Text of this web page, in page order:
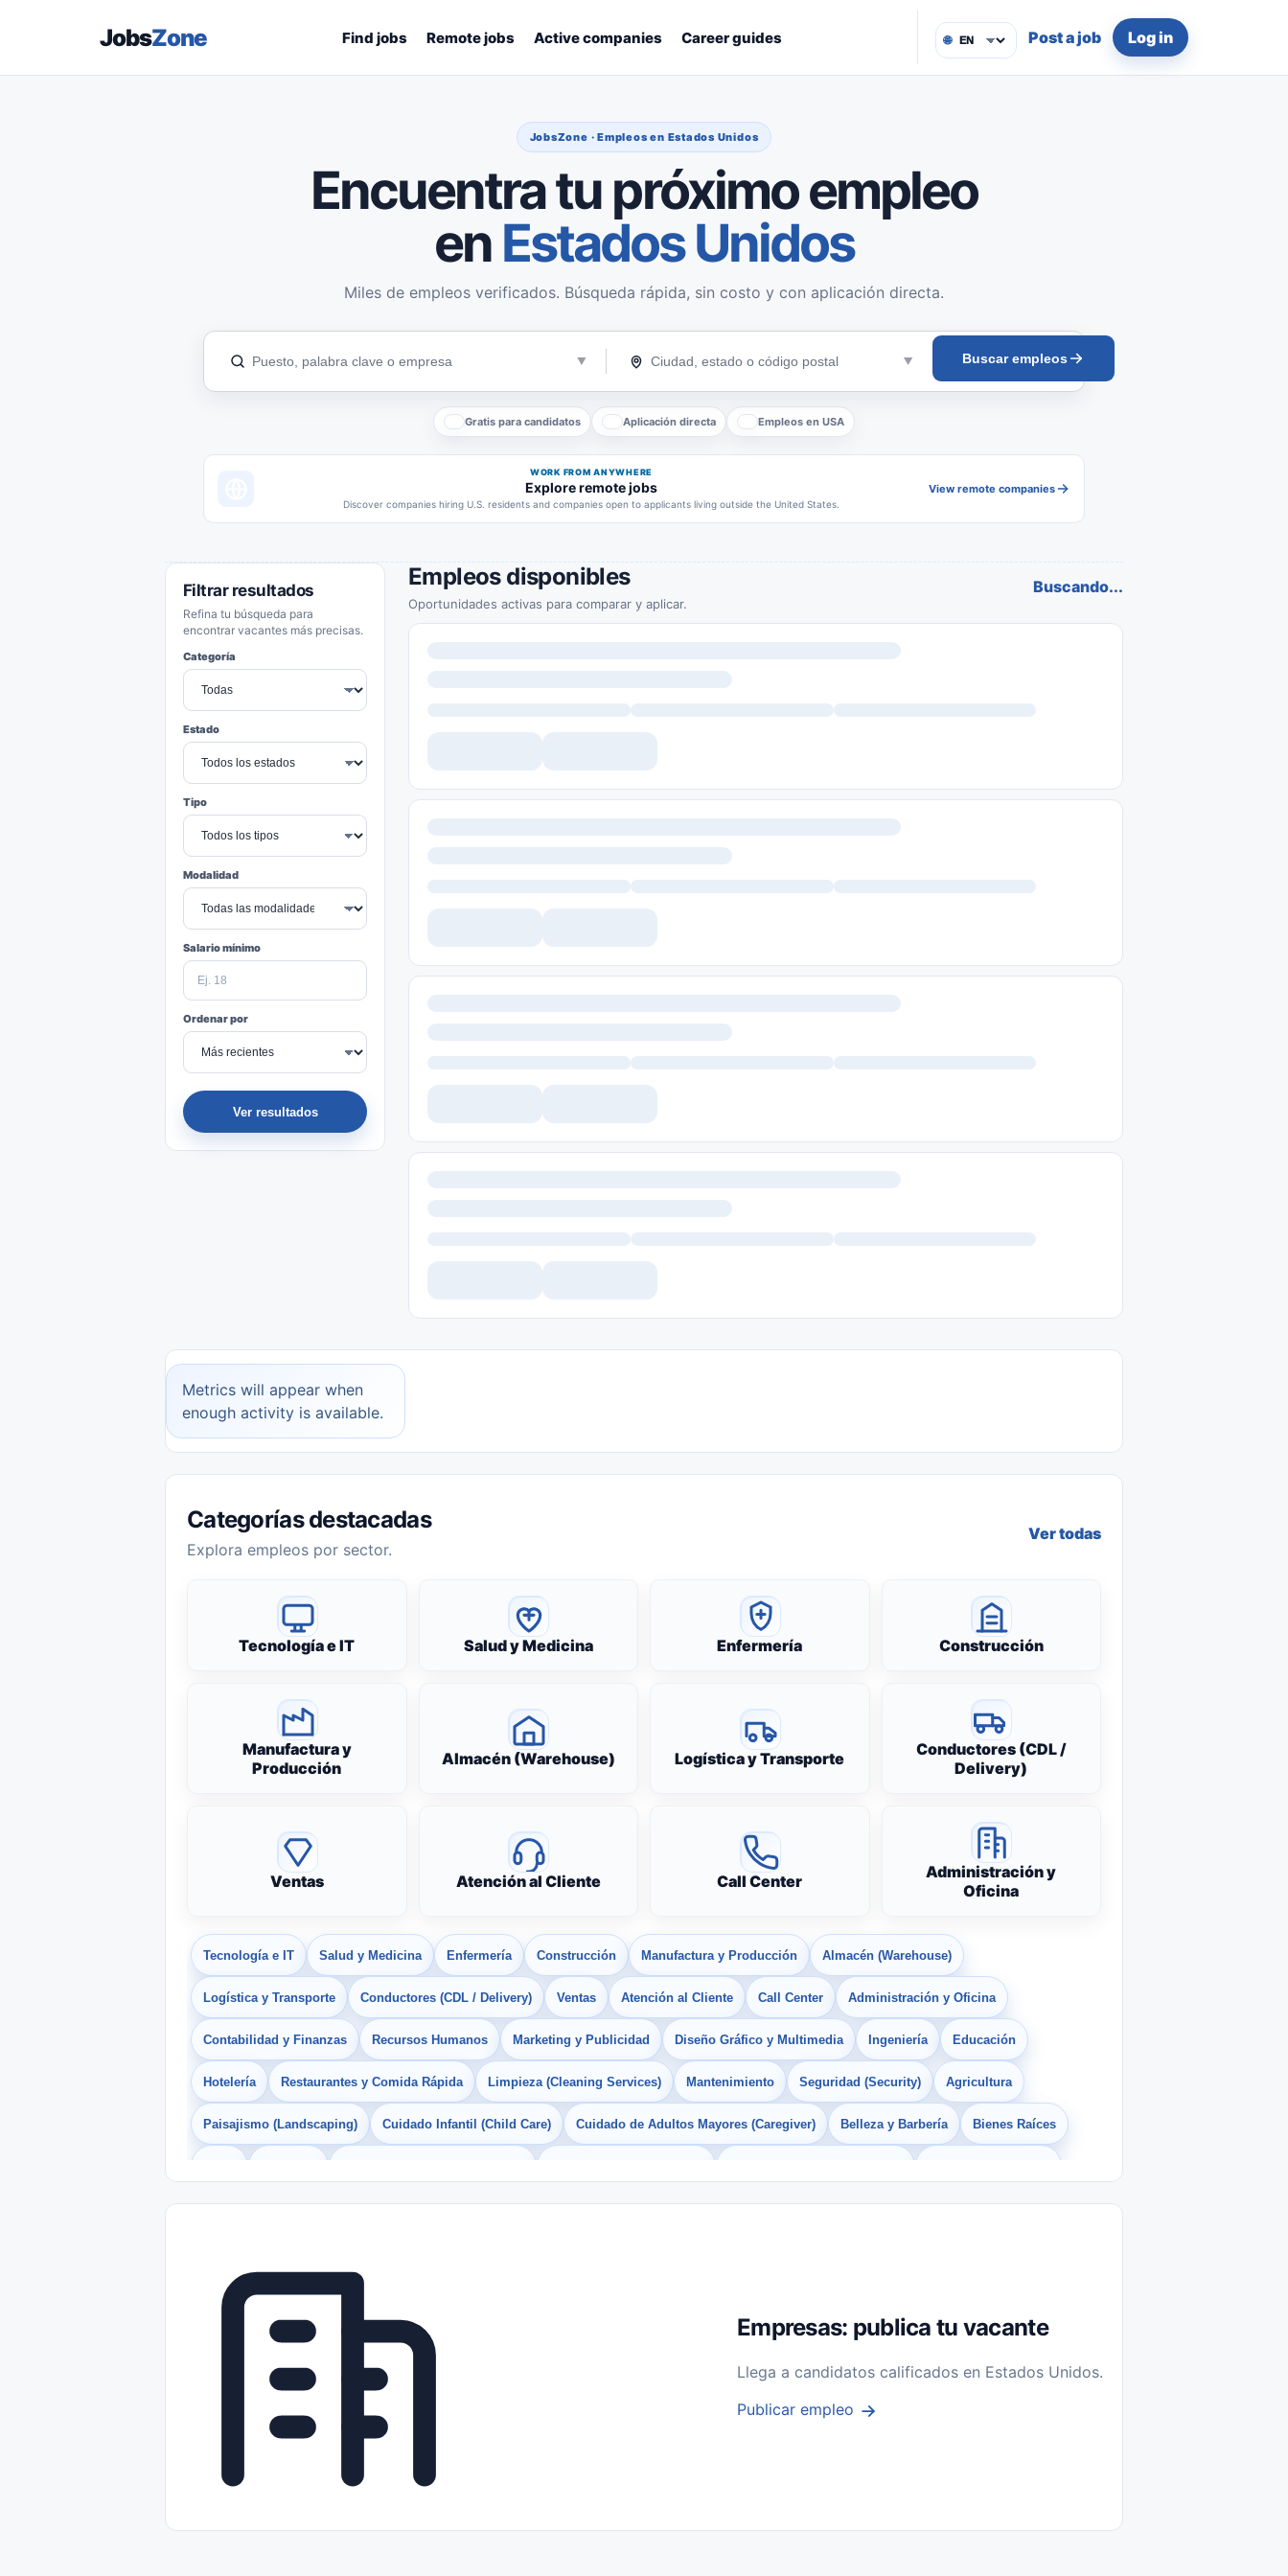
JobsZone Find jobs Remote jobs Active companies Career guides 🌐 Post a job Log in
JobsZone · Empleos en Estados Unidos
Encuentra tu próximo empleo
en Estados Unidos
Miles de empleos verificados. Búsqueda rápida, sin costo y con aplicación directa.
Buscar empleos
Gratis para candidatos Aplicación directa Empleos en USA
WORK FROM ANYWHERE
Explore remote jobs
Discover companies hiring U.S. residents and companies open to applicants living outside the United States.
View remote companies
Filtrar resultados
Refina tu búsqueda para
encontrar vacantes más precisas.
Categoría
Estado
Tipo
Modalidad
Salario mínimo
Ordenar por
Ver resultados
Empleos disponibles
Oportunidades activas para comparar y aplicar.
Buscando...
Metrics will appear when
enough activity is available.
Categorías destacadas
Explora empleos por sector.
Ver todas
Tecnología e IT Salud y Medicina Enfermería Construcción
Manufactura y
Producción
Almacén (Warehouse) Logística y Transporte
Conductores (CDL /
Delivery)
Ventas Atención al Cliente Call Center
Administración y
Oficina
Tecnología e IT Salud y Medicina Enfermería Construcción Manufactura y Producción Almacén (Warehouse)
Logística y Transporte Conductores (CDL / Delivery) Ventas Atención al Cliente Call Center Administración y Oficina
Contabilidad y Finanzas Recursos Humanos Marketing y Publicidad Diseño Gráfico y Multimedia Ingeniería Educación
Hotelería Restaurantes y Comida Rápida Limpieza (Cleaning Services) Mantenimiento Seguridad (Security) Agricultura
Paisajismo (Landscaping) Cuidado Infantil (Child Care) Cuidado de Adultos Mayores (Caregiver) Belleza y Barbería Bienes Raíces
Freelance Prácticas (Internships) Empleos para Estudiantes Empleos Bilingües (English/Spanish) Sin Experiencia
Telecomunicaciones
Empresas: publica tu vacante
Llega a candidatos calificados en Estados Unidos.
Publicar empleo